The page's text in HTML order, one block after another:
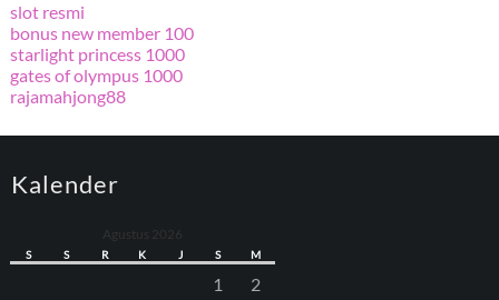
slot resmi
bonus new member 100
starlight princess 1000
gates of olympus 1000
rajamahjong88
Kalender
Agustus 2026
S S R K J S M
1
2